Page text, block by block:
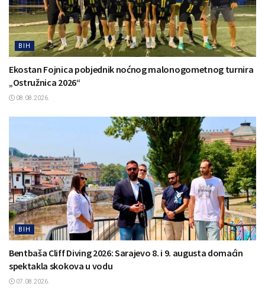
BIH
Ekostan Fojnica pobjednik noćnog malonogometnog turnira
„Ostružnica 2026“
08.08.2026.
BIH
Bentbaša Cliff Diving 2026: Sarajevo 8. i 9. augusta domaćin
spektakla skokova u vodu
07.08.2026.